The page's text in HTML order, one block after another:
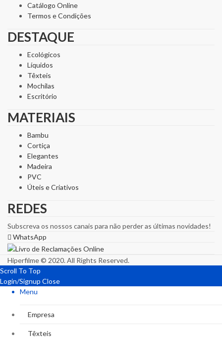
Catálogo Online
Termos e Condições
DESTAQUE
Ecológicos
Líquidos
Têxteis
Mochilas
Escritório
MATERIAIS
Bambu
Cortiça
Elegantes
Madeira
PVC
Úteis e Criativos
REDES
Subscreva os nossos canais para não perder as últimas novidades!
WhatsApp
Hiperfilme © 2020. All Rights Reserved.
Scroll To Top
Login/Signup Close
Menu
Empresa
Têxteis